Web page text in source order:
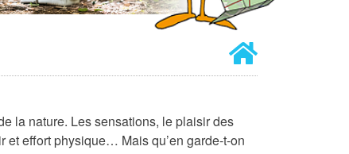
la nature. Les sensations, le plaisir des
et effort physique… Mais qu’en garde-t-on